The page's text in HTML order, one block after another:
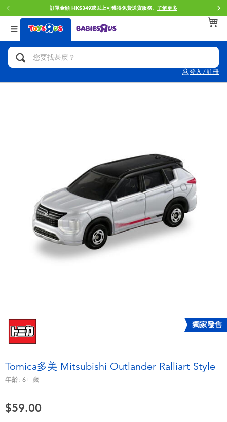
訂單金額 HK$349或以上可獲得免費送貨服務。 了解更多
登入 / 註冊
返回
分類目錄
人氣英雄,角色扮演,射擊玩具
手工藝,文具,蠟筆,泥膠,畫板
娃娃, 芭比,收藏公仔
電子玩具
遊戲及拼圖系列
戶外及運動用品
派對用品
角色扮演及造型系列
毛毛公仔玩具
返回
品牌
Brunch Brother 早午餐兄弟
Play-Doh培樂多
Pokemon寶可夢
playpop
LEGO樂高
Fuggler
Tomica多美
Globber高樂寶
返回
年齢
0~2歳
14歳以上
獨家發售
Tomica多美 Mitsubishi Outlander Ralliart Style
年齡: 6+ 歲
$59.00